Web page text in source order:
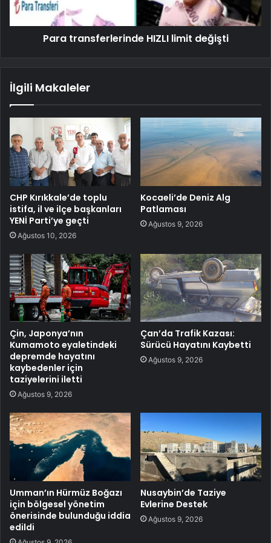
Para transferlerinde HIZLI limit değişti
İlgili Makaleler
CHP Kırıkkale’de toplu
istifa, il ve ilçe başkanları
YENİ Parti’ye geçti
Ağustos 10, 2026
Kocaeli’de Deniz Alg
Patlaması
Ağustos 9, 2026
Çin, Japonya’nın
Kumamoto eyaletindeki
depremde hayatını
kaybedenler için
taziyelerini iletti
Ağustos 9, 2026
Çan’da Trafik Kazası:
Sürücü Hayatını Kaybetti
Ağustos 9, 2026
Umman’ın Hürmüz Boğazı
için bölgesel yönetim
önerisinde bulunduğu iddia
edildi
Nusaybin’de Taziye
Evlerine Destek
Ağustos 9, 2026